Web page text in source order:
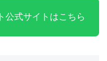
公式サイトはこちら